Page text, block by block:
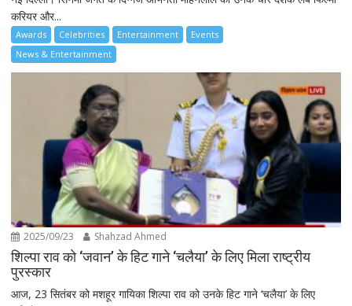
करियर और...
Awards Celebrities Entertainment
Events
News & Entertainment
2025/09/23 Shahzad Ahmed
शिल्पा राव को ‘जवान’ के हिट गाने ‘चलैया’ के लिए मिला राष्ट्रीय
पुरस्कार
आज, 23 सितंबर को मशहूर गायिका शिल्पा राव को उनके हिट गाने ‘चलैया’ के लिए